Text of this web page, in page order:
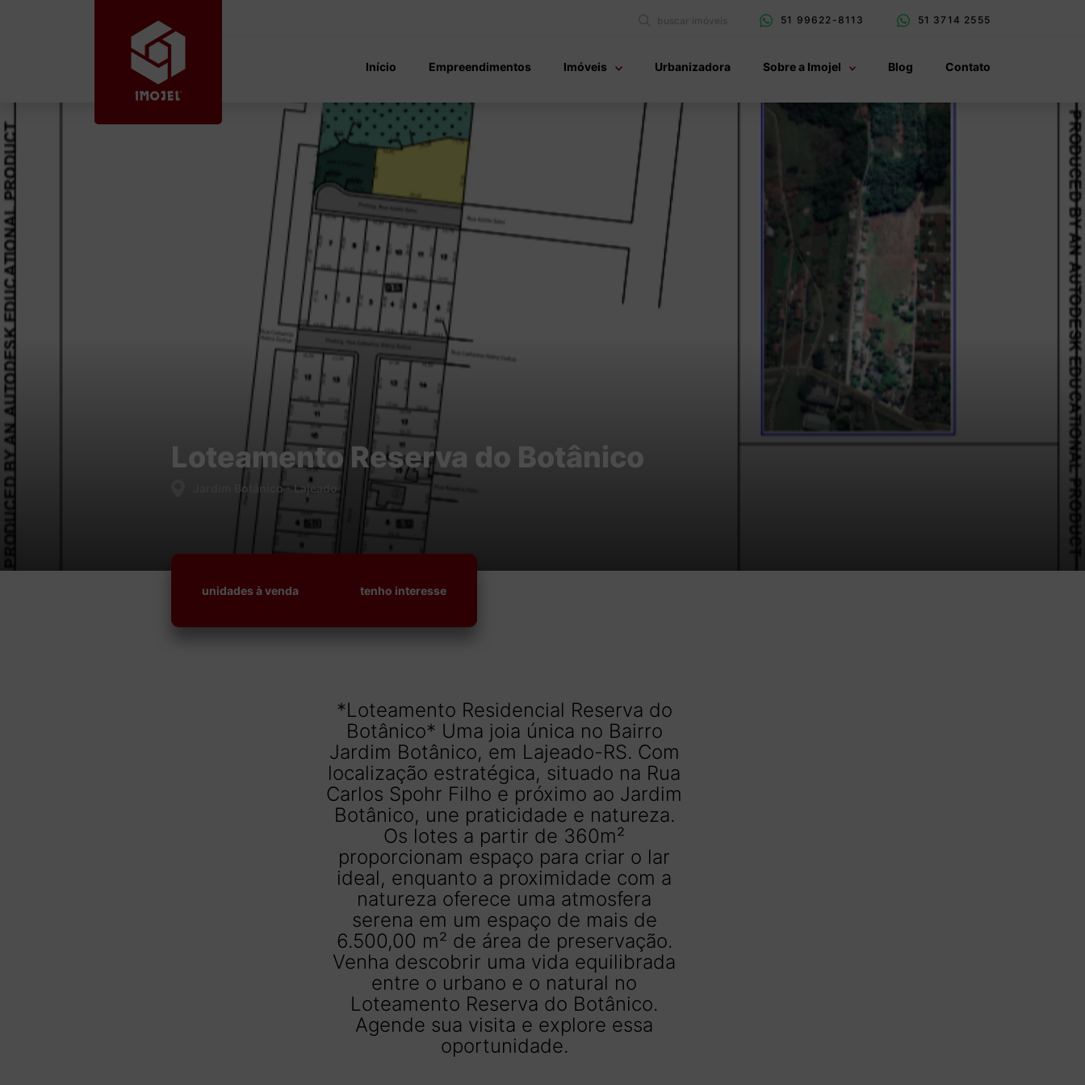
51 99622-8113 51 3714 2555
Início Empreendimentos Imóveis Urbanizadora Sobre a Imojel Blog Contato
Loteamento Reserva do Botânico
Jardim Botânico - Lajeado
unidades à venda tenho interesse
*Loteamento Residencial Reserva do
Botânico* Uma joia única no Bairro
Jardim Botânico, em Lajeado-RS. Com
localização estratégica, situado na Rua
Carlos Spohr Filho e próximo ao Jardim
Botânico, une praticidade e natureza.
Os lotes a partir de 360m²
proporcionam espaço para criar o lar
ideal, enquanto a proximidade com a
natureza oferece uma atmosfera
serena em um espaço de mais de
6.500,00 m² de área de preservação.
Venha descobrir uma vida equilibrada
entre o urbano e o natural no
Loteamento Reserva do Botânico.
Agende sua visita e explore essa
oportunidade.